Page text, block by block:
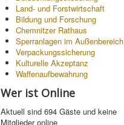
Land- und Forstwirtschaft
Bildung und Forschung
Chemnitzer Rathaus
Sperranlagen im Außenbereich
Verpackungssicherung
Kulturelle Akzeptanz
Waffenaufbewahrung
Wer ist Online
Aktuell sind 694 Gäste und keine
Mitglieder online